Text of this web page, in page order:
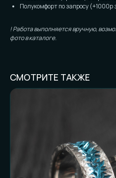
Полукомфорт по запросу (+1000р
! Работа выполняется вручную,
фото в каталоге.
СМОТРИТЕ ТАКЖЕ
Частые вопросы (и
ответы):